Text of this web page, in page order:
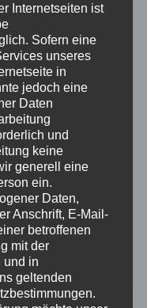
ist das A & O
Projekten. Mit
Grundstein für den
mit der agilen
Teams
Copy
Link
Email
Internetseiten ist
Sofern eine
unseres
in
jedoch eine
Daten
und
keine
generell eine
ein.
Daten,
Anschrift, E-Mail-
betroffenen
mit der
und in
geltenden